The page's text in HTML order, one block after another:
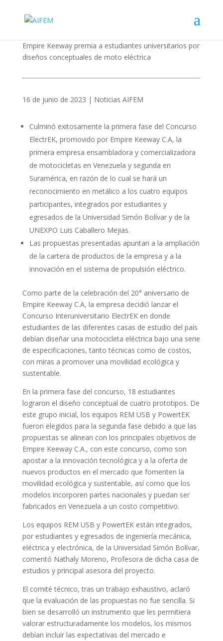
Empire Keeway premia a estudiantes universitarios por
diseños conceptuales de moto eléctrica
16 de junio de 2023 | Noticias AIFEM
Culminó exitosamente la primera fase del Concurso
ElectrEK, promovido por Empire Keeway C.A, la
primera empresa ensambladora y comercializadora
de motocicletas en Venezuela y segunda en
Suramérica, en razón de lo cual se hará un
reconocimiento en metálico a los cuatro equipos
participantes, integrados por estudiantes y
egresados de la Universidad Simón Bolívar y de la
UNEXPO Luis Caballero Mejias.
Las propuestas presentadas apuntan a la ampliación
de la cartera de productos de la empresa y a la
innovación en el sistema de propulsión eléctrico.
Como parte de la celebración del 20° aniversario de
Empire Keeway C.A, la empresa decidió lanzar el
Concurso Interuniversitario ElectrEK en donde
estudiantes de las diferentes casas de estudio del país
debían diseñar una motocicleta eléctrica bajo una serie
de especificaciones, tanto técnicas como de costos,
con miras a promover una movilidad ecológica y
sustentable.
En la primera fase del concurso, 18 estudiantes
lograron el diseño conceptual de cuatro prototipos. De
este grupo inicial, los equipos REM USB y PowertEK
fueron elegidos para la segunda fase debido a que las
propuestas se alinean con los principales objetivos de
Empire Keeway C.A., con este concurso, como son
apostar a la innovación tecnológica y a la oferta de
nuevos productos en el mercado que fomenten la
movilidad ecológica y sustentable, así como que los
modelos incorporen partes nacionales y puedan ser
fabricados en Venezuela a un costo competitivo.
Los equipos REM USB y PowertEK están integrados,
por estudiantes y egresados de ingeniería mecánica,
eléctrica y electrónica, de la Universidad Simón Bolívar,
comentó Nathaly Moreno, Profesora de dicha casa de
estudios y principal asesora del proyecto.
El comité técnico, tras un trabajo exhaustivo, aclaró
que la evaluación de las propuestas no fue sencilla. Si
bien se desarrolló un instrumento que les permitiera
valorar estructuradamente los modelos, los mismos
debían incluir las expectativas del mercado e